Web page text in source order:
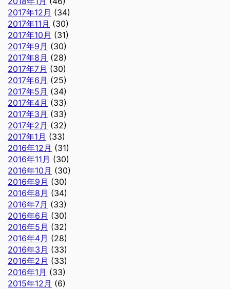
2017年12月 (34)
2017年11月 (30)
2017年10月 (31)
2017年9月 (30)
2017年8月 (28)
2017年7月 (30)
2017年6月 (25)
2017年5月 (34)
2017年4月 (33)
2017年3月 (33)
2017年2月 (32)
2017年1月 (33)
2016年12月 (31)
2016年11月 (30)
2016年10月 (30)
2016年9月 (30)
2016年8月 (34)
2016年7月 (33)
2016年6月 (30)
2016年5月 (32)
2016年4月 (28)
2016年3月 (33)
2016年2月 (33)
2016年1月 (33)
2015年12月 (6)